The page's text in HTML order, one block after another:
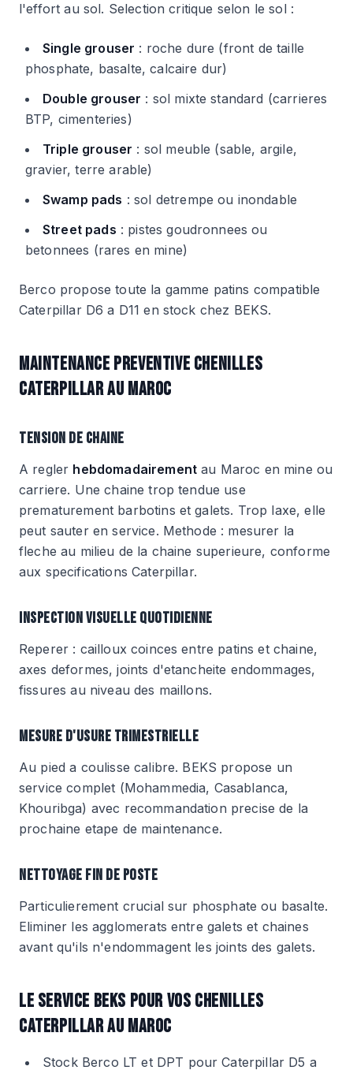
l'effort au sol. Selection critique selon le sol :
Single grouser : roche dure (front de taille
phosphate, basalte, calcaire dur)
Double grouser : sol mixte standard (carrieres
BTP, cimenteries)
Triple grouser : sol meuble (sable, argile,
gravier, terre arable)
Swamp pads : sol detrempe ou inondable
Street pads : pistes goudronnees ou
betonnees (rares en mine)
Berco propose toute la gamme patins compatible
Caterpillar D6 a D11 en stock chez BEKS.
MAINTENANCE PREVENTIVE CHENILLES
CATERPILLAR AU MAROC
TENSION DE CHAINE
A regler hebdomadairement au Maroc en mine ou
carriere. Une chaine trop tendue use
prematurement barbotins et galets. Trop laxe, elle
peut sauter en service. Methode : mesurer la
fleche au milieu de la chaine superieure, conforme
aux specifications Caterpillar.
INSPECTION VISUELLE QUOTIDIENNE
Reperer : cailloux coinces entre patins et chaine,
axes deformes, joints d'etancheite endommages,
fissures au niveau des maillons.
MESURE D'USURE TRIMESTRIELLE
Au pied a coulisse calibre. BEKS propose un
service complet (Mohammedia, Casablanca,
Khouribga) avec recommandation precise de la
prochaine etape de maintenance.
NETTOYAGE FIN DE POSTE
Particulierement crucial sur phosphate ou basalte.
Eliminer les agglomerats entre galets et chaines
avant qu'ils n'endommagent les joints des galets.
LE SERVICE BEKS POUR VOS CHENILLES
CATERPILLAR AU MAROC
Stock Berco LT et DPT pour Caterpillar D5 a